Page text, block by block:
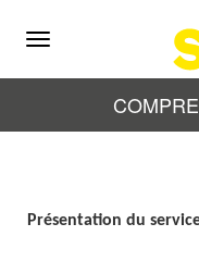
Menu
Présentation du